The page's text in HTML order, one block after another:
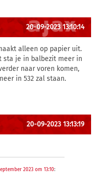
20-09-2023 13:10:14
alleen op papier uit.
sta je in balbezit meer in
naar voren komen,
in 532 zal staan.
20-09-2023 13:13:19
2023 om 13:10: